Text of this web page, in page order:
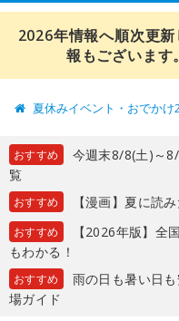
2026年情報へ順次更
報もございます
夏休みイベント・おでかけ
おすすめ
今週末8/8(土)～
覧
おすすめ 【漫画】夏に読
おすすめ
【2026年版】全
もわかる！
おすすめ
雨の日も暑い日
場ガイド